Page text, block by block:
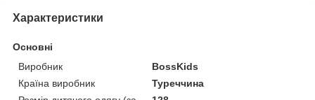
Характеристики
Основні
Виробник
BossKids
Країна виробник
Туреччина